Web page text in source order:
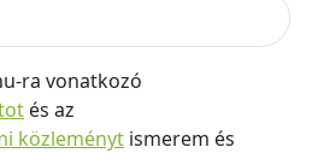
ra vonatkozó
és az
közleményt ismerem és